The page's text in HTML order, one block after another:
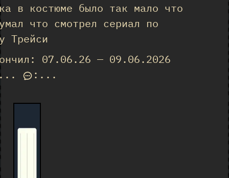
в костюме было так мало что
что смотрел сериал по
Трейси
07.06.26 — 09.06.2026
: ...